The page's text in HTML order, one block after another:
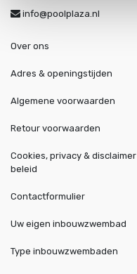
info@poolplaza.nl
Over ons
Adres & openingstijden
Algemene voorwaarden
Retour voorwaarden
Cookies, privacy & disclaimer
beleid
Contactformulier
Uw eigen inbouwzwembad
Type inbouwzwembaden